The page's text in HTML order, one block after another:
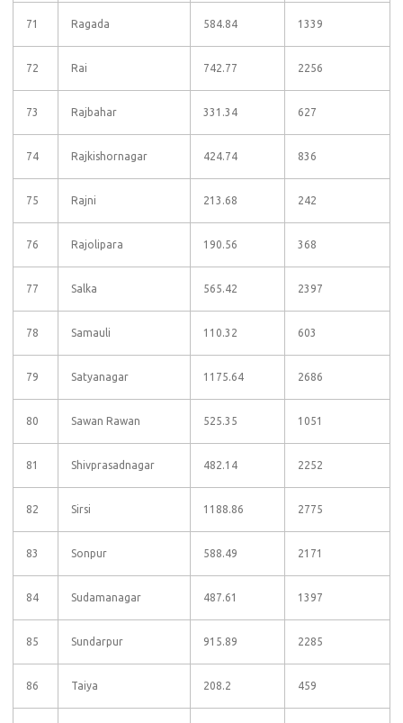
71 Ragada 584.84 1339
72 Rai 742.77 2256
73 Rajbahar 331.34 627
74 Rajkishornagar 424.74 836
75 Rajni 213.68 242
76 Rajolipara 190.56 368
77 Salka 565.42 2397
78 Samauli 110.32 603
79 Satyanagar 1175.64 2686
80 Sawan Rawan 525.35 1051
81 Shivprasadnagar 482.14 2252
82 Sirsi 1188.86 2775
83 Sonpur 588.49 2171
84 Sudamanagar 487.61 1397
85 Sundarpur 915.89 2285
86 Taiya 208.2 459